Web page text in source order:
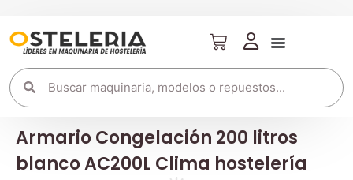
Armario Congelación 200 litros
blanco AC200L Clima hostelería